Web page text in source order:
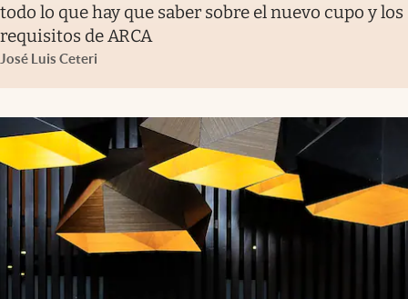
todo lo que hay que saber sobre el nuevo cupo y los
requisitos de ARCA
José Luis Ceteri